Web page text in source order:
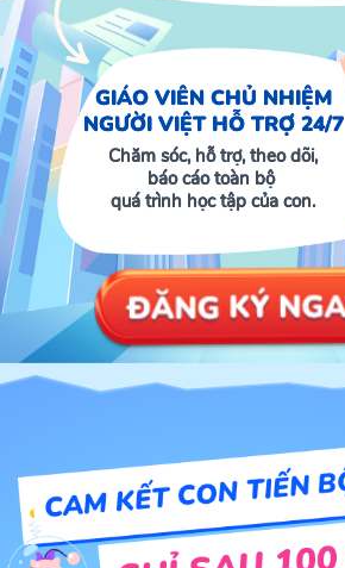
GIÁO VIÊN CHỦ NHIỆM
NGƯỜI VIỆT HỖ TRỢ 24/7
Chăm sóc, hỗ trợ, theo dõi,
báo cáo toàn bộ
quá trình học tập của con.